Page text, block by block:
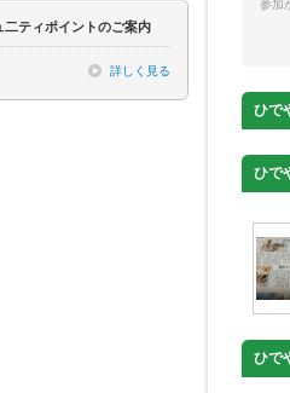
二ティポイントのご案内
詳しく見る
参加
ひで
ひで
ひで